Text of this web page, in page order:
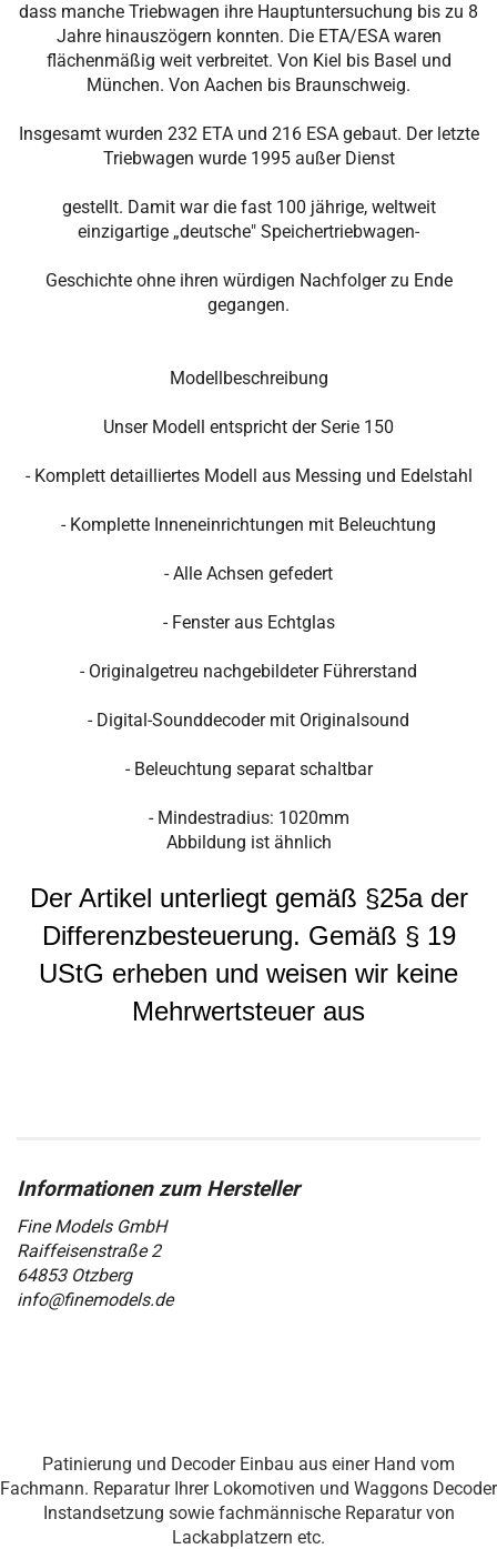
dass manche Triebwagen ihre Hauptuntersuchung bis zu 8
Jahre hinauszögern konnten. Die ETA/ESA waren
flächenmäßig weit verbreitet. Von Kiel bis Basel und
München. Von Aachen bis Braunschweig.
Insgesamt wurden 232 ETA und 216 ESA gebaut. Der letzte
Triebwagen wurde 1995 außer Dienst
gestellt. Damit war die fast 100 jährige, weltweit
einzigartige „deutsche" Speichertriebwagen-
Geschichte ohne ihren würdigen Nachfolger zu Ende
gegangen.
Modellbeschreibung
Unser Modell entspricht der Serie 150
- Komplett detailliertes Modell aus Messing und Edelstahl
- Komplette Inneneinrichtungen mit Beleuchtung
- Alle Achsen gefedert
- Fenster aus Echtglas
- Originalgetreu nachgebildeter Führerstand
- Digital-Sounddecoder mit Originalsound
- Beleuchtung separat schaltbar
- Mindestradius: 1020mm
Abbildung ist ähnlich
Der Artikel unterliegt gemäß §25a der
Differenzbesteuerung. Gemäß § 19
UStG erheben und weisen wir keine
Mehrwertsteuer aus
Fine Models GmbH
Raiffeisenstraße 2
64853 Otzberg
info@finemodels.de
Patinierung und Decoder Einbau aus einer Hand vom
Fachmann. Reparatur Ihrer Lokomotiven und Waggons Decoder
Instandsetzung sowie fachmännische Reparatur von
Lackabplatzern etc.